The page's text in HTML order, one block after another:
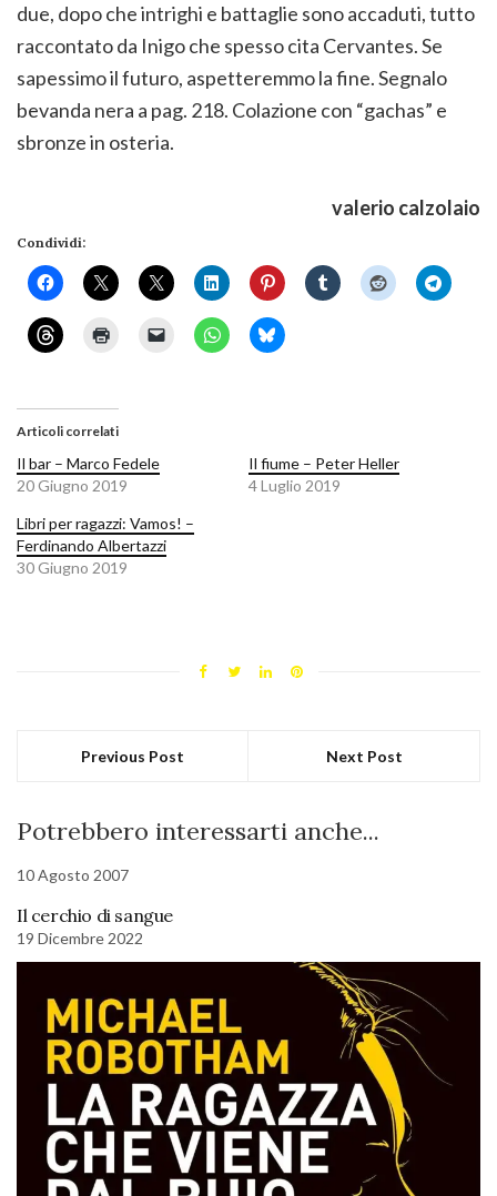
due, dopo che intrighi e battaglie sono accaduti, tutto
raccontato da Inigo che spesso cita Cervantes. Se
sapessimo il futuro, aspetteremmo la fine. Segnalo
bevanda nera a pag. 218. Colazione con “gachas” e
sbronze in osteria.
valerio calzolaio
Condividi:
Articoli correlati
Il bar – Marco Fedele
20 Giugno 2019
Il fiume – Peter Heller
4 Luglio 2019
Libri per ragazzi: Vamos! –
Ferdinando Albertazzi
30 Giugno 2019
Previous Post Next Post
Potrebbero interessarti anche...
10 Agosto 2007
Il cerchio di sangue
19 Dicembre 2022